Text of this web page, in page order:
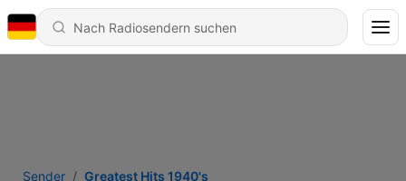
Sender Greatest Hits 1940's